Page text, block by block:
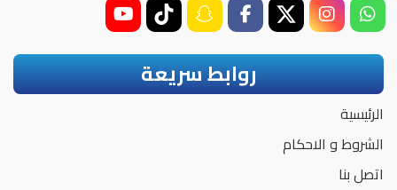
روابط سريعة
الرئيسية
الشروط و الاحكام
اتصل بنا